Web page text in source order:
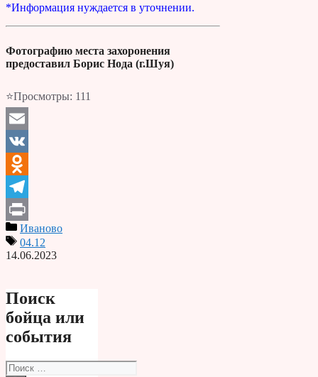
*Информация нуждается в уточнении.
Фотографию места захоронения
предоставил Борис Нода (г.Шуя)
⭐Просмотры: 111
Email
VK
Odnoklassniki
Telegram
PrintИваново
04.12
14.06.2023
Поиск
бойца или
события
Поиск: